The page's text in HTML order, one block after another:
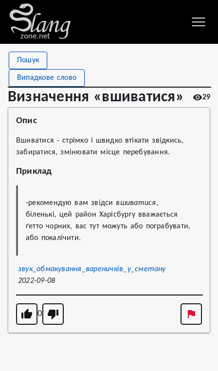
zone.net
Пошук
Випадкове слово
Визначення «вшиватися» 29
Визначення «вшиватися»
Stat
Views
Definitions 1
Опис
Вшиватися - стрімко і швидко втікати звідкись,
забиратися, змінювати місце перебування.
Приклад
-рекомендую вам звідси вшиватися,
біленькі, цей район Харісбургу вважається
ґетто чорних, вас тут можуть або пограбувати,
або покалічити.
звук_обмакування_вареничків_у_сметану
2022-09-08
0